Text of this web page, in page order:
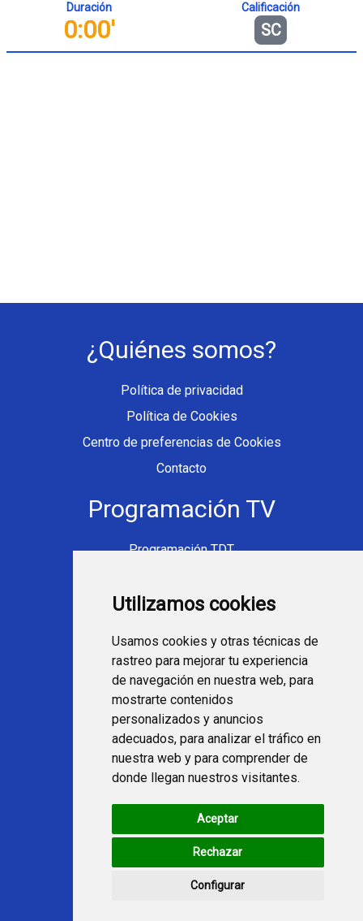
Utilizamos cookies
Usamos cookies y otras técnicas de
rastreo para mejorar tu experiencia
de navegación en nuestra web, para
mostrarte contenidos
personalizados y anuncios
adecuados, para analizar el tráfico en
nuestra web y para comprender de
donde llegan nuestros visitantes.
Aceptar
Rechazar
Configurar
Duración
0:00'
Calificación
SC
¿Quiénes somos?
Política de privacidad
Política de Cookies
Centro de preferencias de Cookies
Contacto
Programación TV
Programación TDT
Ver TV Online
Fútbol en la tele
Programación en TV
Webs Programa TV
programatv.es
spaintechblog.com
Redes Sociales